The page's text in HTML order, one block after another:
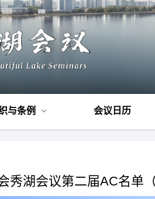
与条例 会议日历
秀湖会议第二届AC名单